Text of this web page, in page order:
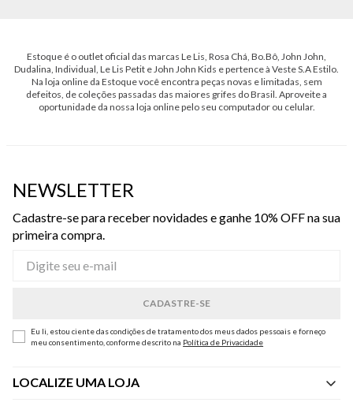
Estoque é o outlet oficial das marcas Le Lis, Rosa Chá, Bo.Bô, John John,
Dudalina, Individual, Le Lis Petit e John John Kids e pertence à Veste S.A Estilo.
Na loja online da Estoque você encontra peças novas e limitadas, sem
defeitos, de coleções passadas das maiores grifes do Brasil. Aproveite a
oportunidade da nossa loja online pelo seu computador ou celular.
NEWSLETTER
Cadastre-se para receber novidades e ganhe 10% OFF na sua
primeira compra.
Eu li, estou ciente das condições de tratamento dos meus dados pessoais e forneço
meu consentimento, conforme descrito na Política de Privacidade
LOCALIZE UMA LOJA